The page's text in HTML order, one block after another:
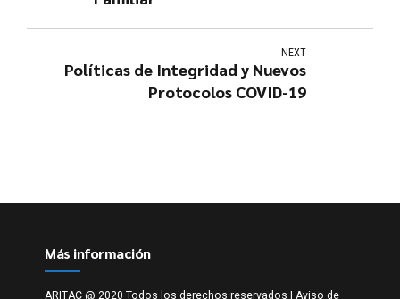
NEXT
Políticas de Integridad y Nuevos
Protocolos COVID-19
Más información
ARITAC @ 2020 Todos los derechos reservados | Aviso de